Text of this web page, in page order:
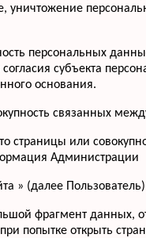
уничтожение
персональных
субъекта
основания.
связанных
страницы или
Администрации
» (далее
фрагмент данных,
попытке открыть